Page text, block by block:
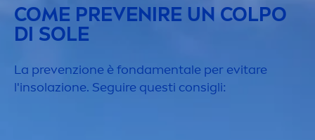
COME PREVENIRE UN COLPO
DI SOLE
La prevenzione è fondamentale per evitare
l'insolazione. Seguire questi consigli: